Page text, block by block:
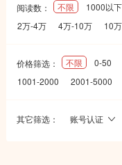
阅读数： 不限 1000以下
2万-4万
4万-10万 10
价格筛选： 不限 0-50
1001-2000
2001-5000
其它筛选： 账号认证